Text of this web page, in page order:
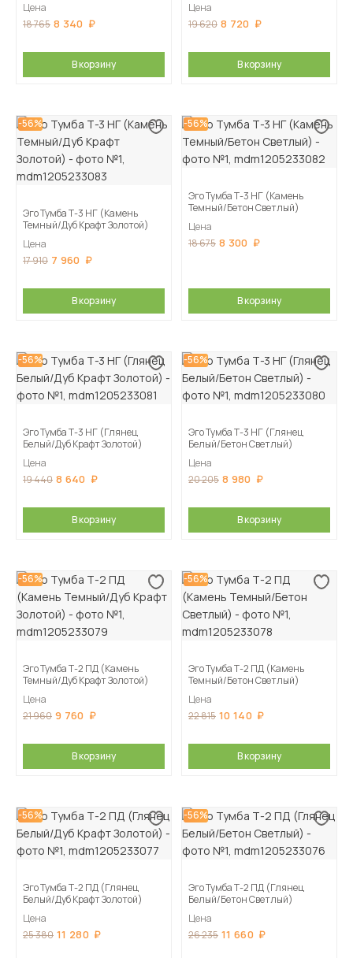
Цена
18 765 8 340
В корзину
Цена
19 620 8 720
В корзину
-56%
Эго Тумба Т-3 НГ (Камень
Темный/Дуб Крафт Золотой)
Цена
17 910 7 960
В корзину
-56%
Эго Тумба Т-3 НГ (Камень
Темный/Бетон Светлый)
Цена
18 675 8 300
В корзину
-56%
Эго Тумба Т-3 НГ (Глянец
Белый/Дуб Крафт Золотой)
Цена
19 440 8 640
В корзину
-56%
Эго Тумба Т-3 НГ (Глянец
Белый/Бетон Светлый)
Цена
20 205 8 980
В корзину
-56%
Эго Тумба Т-2 ПД (Камень
Темный/Дуб Крафт Золотой)
Цена
21 960 9 760
В корзину
-56%
Эго Тумба Т-2 ПД (Камень
Темный/Бетон Светлый)
Цена
22 815 10 140
В корзину
-56%
Эго Тумба Т-2 ПД (Глянец
Белый/Дуб Крафт Золотой)
Цена
25 380 11 280
-56%
Эго Тумба Т-2 ПД (Глянец
Белый/Бетон Светлый)
Цена
26 235 11 660